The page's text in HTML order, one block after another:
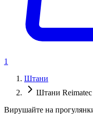
1
Штани
Штани Reimatec
Вирушайте на